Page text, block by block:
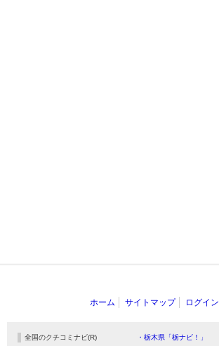
ホーム サイトマップ ログイン
全国のクチコミナビ(R) ・栃木県「栃ナビ！」